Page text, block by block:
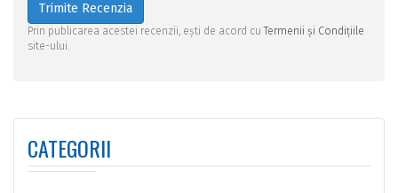
Trimite Recenzia
Prin publicarea acestei recenzii, ești de acord cuTermenii și Condițiile
site-ului.
CATEGORII